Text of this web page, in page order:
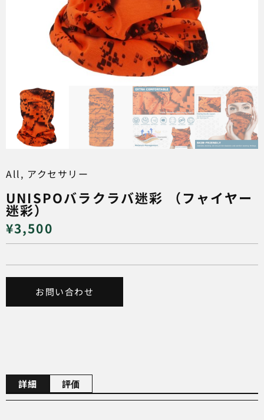
All, アクセサリー
UNISPOバラクラバ迷彩 （フャイヤー
迷彩）
¥3,500
お問い合わせ
詳細 評価